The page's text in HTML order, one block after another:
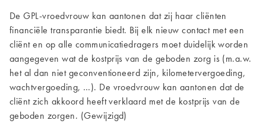
DeGPL-vroedvrouw kan aantonen dat zij haar cliënten
financiële transparantie biedt. Bij elk nieuw contact met een
cliënten op alle communicatiedragers moet duidelijk worden
aangegeven wat de kostprijs van de geboden zorg is (m.a.w.
het al dan niet geconventioneerd zijn, kilometervergoeding,
wachtvergoeding, …). De vroedvrouw kan aantonen dat de
cliënt zich akkoord heeft verklaard met de kostprijs van de
geboden zorgen. (Gewijzigd)